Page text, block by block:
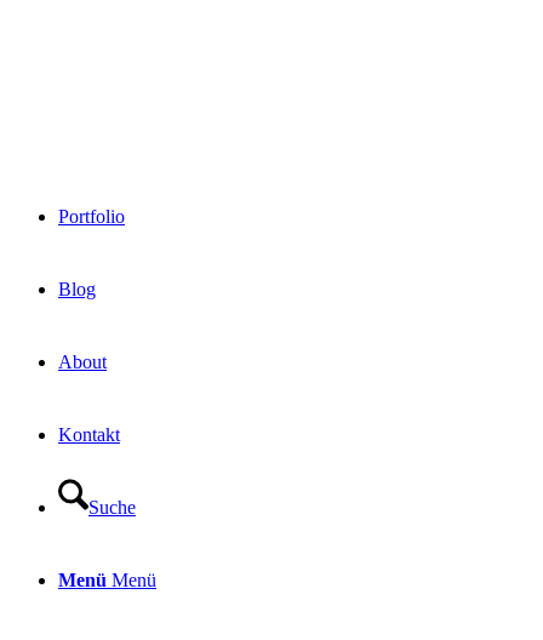
Portfolio
Blog
About
Kontakt
Suche
Menü Menü